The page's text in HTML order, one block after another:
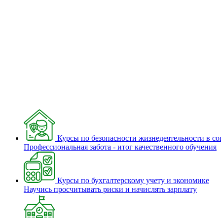
Курсы по безопасности жизнедеятельности в
Профессиональная забота - итог качественного обучения
Курсы по бухгалтерскому учету и экономике
Научись просчитывать риски и начислять зарплату